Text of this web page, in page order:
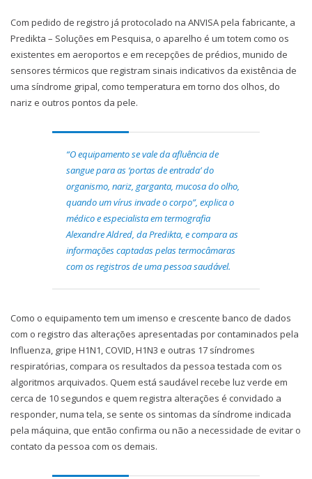
Com pedido de registro já protocolado na ANVISA pela fabricante, a
Predikta – Soluções em Pesquisa, o aparelho é um totem como os
existentes em aeroportos e em recepções de prédios, munido de
sensores térmicos que registram sinais indicativos da existência de
uma síndrome gripal, como temperatura em torno dos olhos, do
nariz e outros pontos da pele.
“O equipamento se vale da afluência de
sangue para as ‘portas de entrada’ do
organismo, nariz, garganta, mucosa do olho,
quando um vírus invade o corpo”, explica o
médico e especialista em termografia
Alexandre Aldred, da Predikta, e compara as
informações captadas pelas termocâmaras
com os registros de uma pessoa saudável.
Como o equipamento tem um imenso e crescente banco de dados
com o registro das alterações apresentadas por contaminados pela
Influenza, gripe H1N1, COVID, H1N3 e outras 17 síndromes
respiratórias, compara os resultados da pessoa testada com os
algoritmos arquivados. Quem está saudável recebe luz verde em
cerca de 10 segundos e quem registra alterações é convidado a
responder, numa tela, se sente os sintomas da síndrome indicada
pela máquina, que então confirma ou não a necessidade de evitar o
contato da pessoa com os demais.